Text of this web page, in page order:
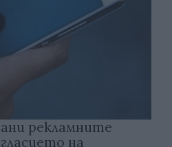
рекламните
на